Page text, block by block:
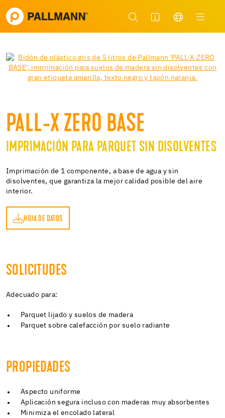
PALL-X ZERO BASE
IMPRIMACIÓN PARA PARQUET SIN DISOLVENTES
Imprimación de 1 componente, a base de agua y sin
disolventes, que garantiza la mejor calidad posible del aire
interior.
HOJA DE DATOS
SOLICITUDES
Adecuado para:
Parquet lijado y suelos de madera
Parquet sobre calefacción por suelo radiante
PROPIEDADES
Aspecto uniforme
Aplicación segura incluso con maderas muy absorbentes
Minimiza el encolado lateral